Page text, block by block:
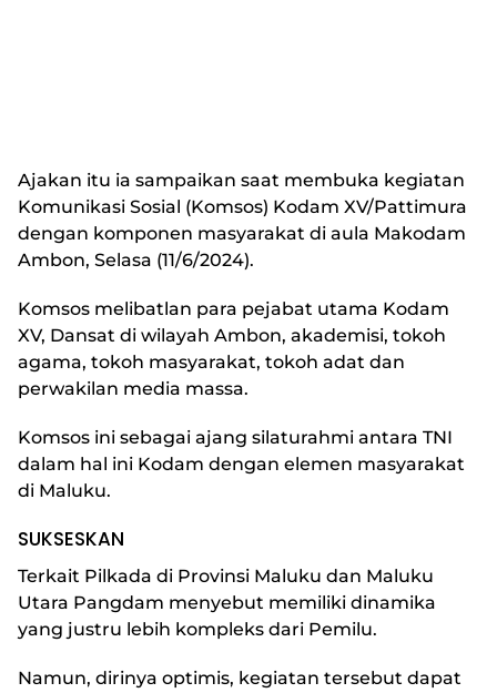
Ajakan itu ia sampaikan saat membuka kegiatan
Komunikasi Sosial (Komsos) Kodam XV/Pattimura
dengan komponen masyarakat di aula Makodam
Ambon, Selasa (11/6/2024).
Komsos melibatlan para pejabat utama Kodam
XV, Dansat di wilayah Ambon, akademisi, tokoh
agama, tokoh masyarakat, tokoh adat dan
perwakilan media massa.
Komsos ini sebagai ajang silaturahmi antara TNI
dalam hal ini Kodam dengan elemen masyarakat
di Maluku.
SUKSESKAN
Terkait Pilkada di Provinsi Maluku dan Maluku
Utara Pangdam menyebut memiliki dinamika
yang justru lebih kompleks dari Pemilu.
Namun, dirinya optimis, kegiatan tersebut dapat